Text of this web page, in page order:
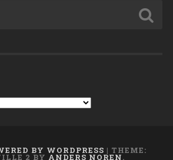
BY WORDPRESS | THEME:
2 BY ANDERS NOREN.